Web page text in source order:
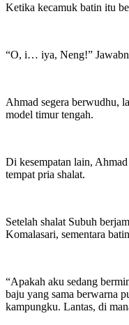
Ketika kecamuk batin itu
“O, i… iya, Neng!”
Ahmad segera berwudhu,
model timur tengah.
Di kesempatan lain,
tempat pria shalat.
Setelah shalat Subuh
Komalasari, sementara
“Apakah aku sedang
baju yang sama berwarna
kampungku. Lantas, di